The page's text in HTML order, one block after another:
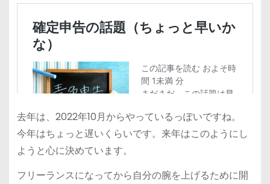
去年は、2022年10月からやっているっぽいですね。
今年はちょっと遅いくらいです。来年はこのようにし
ようと心に決めています。
フリーランスになってから自分の腕を上げるために開